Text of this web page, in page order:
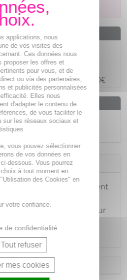
SÉCURISÉ
sans fraisà partir de 30€
dès55€
et résistantes nettoient
geste. Composée à 99%
spécialement conçues pour
fabriquée en fibres
applications, nous
de vos visites des
Ces données nous
proposer les offres et
pour vous, et de
ou via des partenaires,
et publicités personnalisées
Elles nous
d'adapter le contenu de
de vous faciliter le
sur les réseaux sociaux et
vous pouvez sélectionner
de vos données en
dessous. Vous pourrez
à tout moment en
des Cookies" en
votre confiance.
de confidentialité
Tout refuser
mes cookies